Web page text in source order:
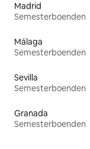
Madrid
Semesterboenden
Málaga
Semesterboenden
Sevilla
Semesterboenden
Granada
Semesterboenden